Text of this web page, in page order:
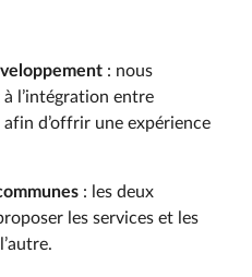
: nous
l’intégration entre
d’offrir une expérience
: les deux
les services et les